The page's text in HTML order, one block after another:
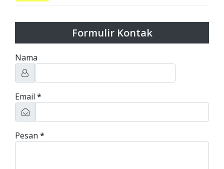
Formulir Kontak
Nama
Email *
Pesan *